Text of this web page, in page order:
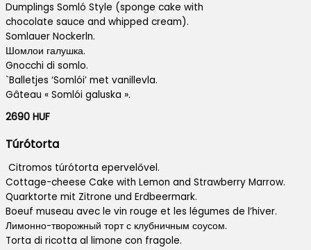
Dumplings Somló Style (sponge cake with
chocolate sauce and whipped cream).
Somlauer Nockerln.
Шомлои галушка.
Gnocchi di somlo.
`Balletjes ‘Somlói’ met vanillevla.
Gâteau « Somlói galuska ».
2690 HUF
Túrótorta
Citromos túrótorta epervelővel.
Cottage-cheese Cake with Lemon and Strawberry Marrow.
Quarktorte mit Zitrone und Erdbeermark.
Boeuf museau avec le vin rouge et les légumes de l’hiver.
Лимонно-творожный торт с клубничным соусом.
Torta di ricotta al limone con fragole.